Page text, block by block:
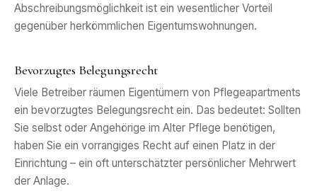
Abschreibungsmöglichkeit ist ein wesentlicher Vorteil
gegenüber herkömmlichen Eigentumswohnungen.
Bevorzugtes Belegungsrecht
Viele Betreiber räumen Eigentümern von Pflegeapartments
ein bevorzugtes Belegungsrecht ein. Das bedeutet: Sollten
Sie selbst oder Angehörige im Alter Pflege benötigen,
haben Sie ein vorrangiges Recht auf einen Platz in der
Einrichtung – ein oft unterschätzter persönlicher Mehrwert
der Anlage.